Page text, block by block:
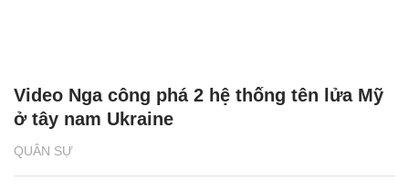
QUÂN SỰ
Video Nga công phá 2 hệ thống tên lửa Mỹ
ở tây nam Ukraine